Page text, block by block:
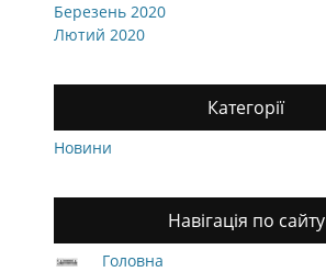
Березень 2020
Лютий 2020
Категорії
Новини
Навігація по сайту
Головна